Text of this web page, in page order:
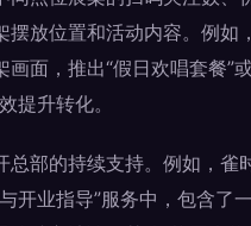
摆放位置和活动内容。例如
画面，推出“假日欢唱套餐”
提升转化。
总部的持续支持。例如，雀
开业指导”服务中，包含了